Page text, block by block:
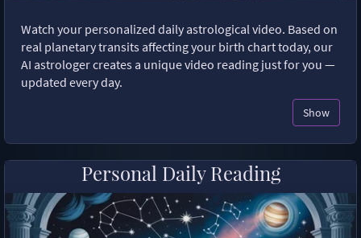
Watch your personalized daily astrological video. Based on
real planetary transits affecting your birth chart today, our
AI astrologer creates a unique video reading just for you —
updated every day.
Show
Personal Daily Reading